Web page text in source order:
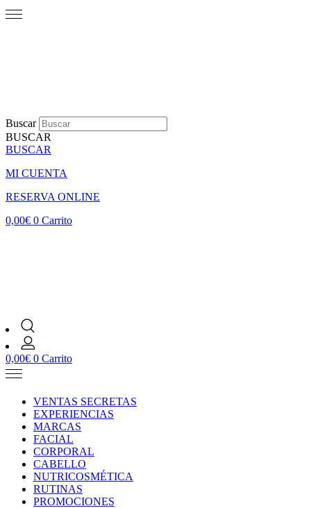
Buscar
BUSCAR
BUSCAR
MI CUENTA
RESERVA ONLINE
0,00€ 0 Carrito
0,00€ 0 Carrito
VENTAS SECRETAS
EXPERIENCIAS
MARCAS
FACIAL
CORPORAL
CABELLO
NUTRICOSMÉTICA
RUTINAS
PROMOCIONES